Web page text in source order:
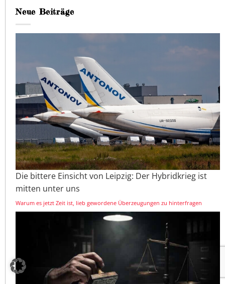
Neue Beiträge
Die bittere Einsicht von Leipzig: Der Hybridkrieg ist
mitten unter uns
Warum es jetzt Zeit ist, lieb gewordene Überzeugungen zu hinterfragen